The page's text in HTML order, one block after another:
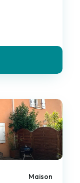
Maison